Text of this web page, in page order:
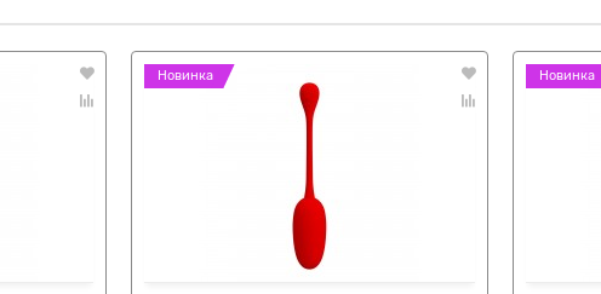
Новинка Новинка